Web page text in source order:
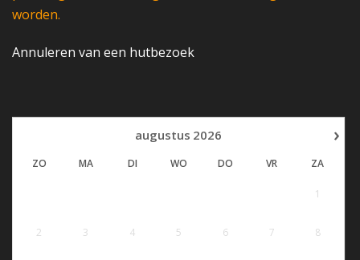
worden.
Annuleren van een hutbezoek
›
augustus 2026
ZO MA DI WO DO VR ZA
1
2 3 4 5 6 7 8